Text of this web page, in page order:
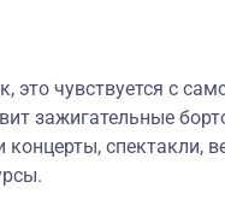
чувствуется с
зажигательные
спектакли,